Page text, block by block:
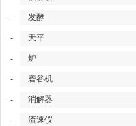
- 发酵
- 天平
- 炉
- 砻谷机
- 消解器
- 流速仪